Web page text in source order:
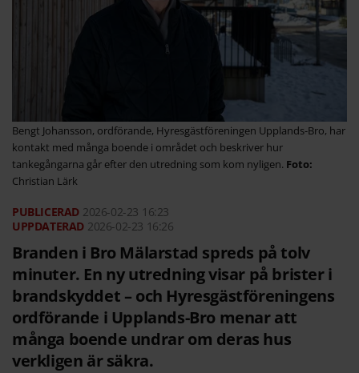
Bengt Johansson, ordförande, Hyresgästföreningen Upplands-Bro, har
kontakt med många boende i området och beskriver hur
tankegångarna går efter den utredning som kom nyligen.
Christian Lärk
2026-02-23 16:23
2026-02-23 16:26
Branden i Bro Mälarstad spreds på tolv
minuter. En ny utredning visar på brister i
brandskyddet – och Hyresgästföreningens
ordförande i Upplands-Bro menar att
många boende undrar om deras hus
verkligen är säkra.